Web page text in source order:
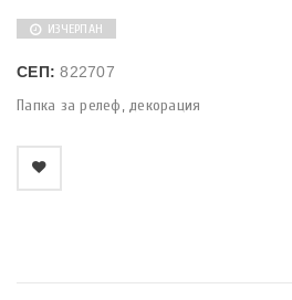
ИЗЧЕРПАН
СЕП:822707
Папка за релеф, декорация